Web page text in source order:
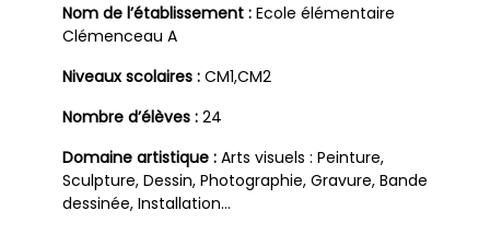
Nom de l’établissement : Ecole élémentaire
Clémenceau A
Niveaux scolaires : CM1,CM2
Nombre d’élèves : 24
Domaine artistique : Arts visuels : Peinture,
Sculpture, Dessin, Photographie, Gravure, Bande
dessinée, Installation…